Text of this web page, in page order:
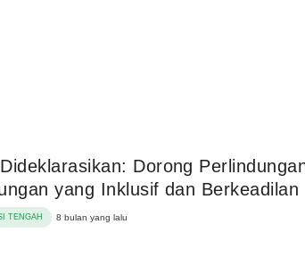
Dorong
yang Inklusif dan Berkeadilan
TENGAH 8 bulan yang lalu